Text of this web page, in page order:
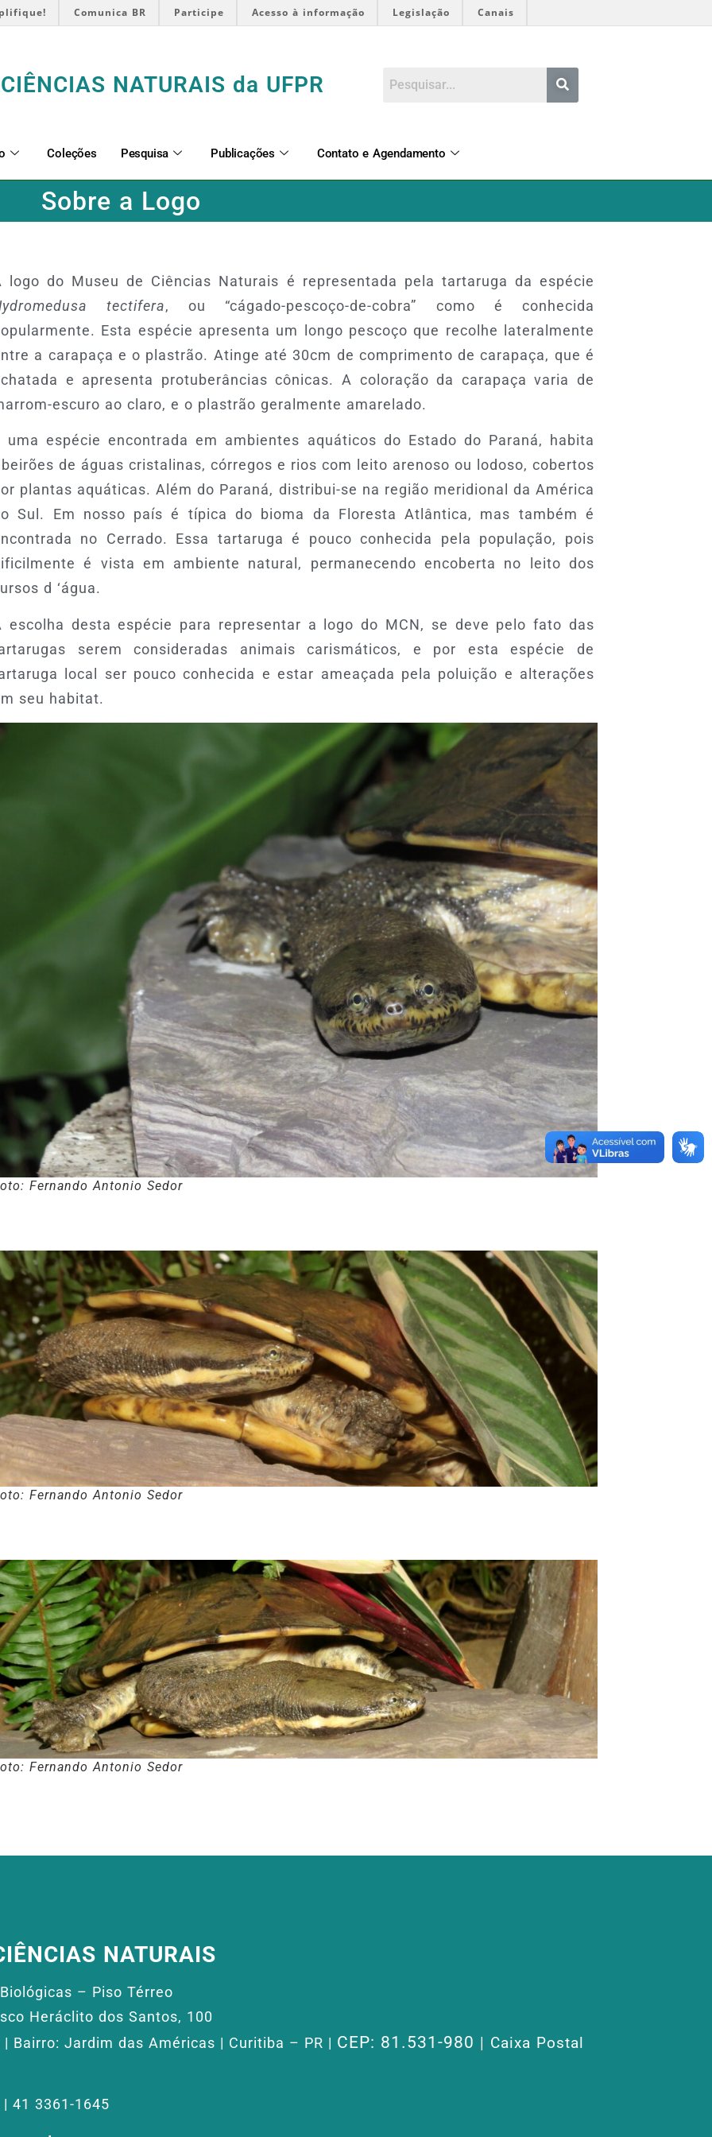
Comunica BR Participe Acesso à informação Legislação Canais
NATURAIS da UFPR
Coleções Pesquisa Publicações Contato e Agendamento
Sobre a Logo
logo do Museu de Ciências Naturais é representada pela tartaruga da espécie
tectifera, ou “cágado-pescoço-de-cobra” como é conhecida
Esta espécie apresenta um longo pescoço que recolhe lateralmente
a carapaça e o plastrão. Atinge até 30cm de comprimento de carapaça, que é
e apresenta protuberâncias cônicas. A coloração da carapaça varia de
escuro ao claro, e o plastrão geralmente amarelado.
uma espécie encontrada em ambientes aquáticos do Estado do Paraná, habita
de águas cristalinas, córregos e rios com leito arenoso ou lodoso, cobertos
plantas aquáticas. Além do Paraná, distribui-se na região meridional da América
Sul. Em nosso país é típica do bioma da Floresta Atlântica, mas também é
no Cerrado. Essa tartaruga é pouco conhecida pela população, pois
é vista em ambiente natural, permanecendo encoberta no leito dos
d ‘água.
escolha desta espécie para representar a logo do MCN, se deve pelo fato das
serem consideradas animais carismáticos, e por esta espécie de
local ser pouco conhecida e estar ameaçada pela poluição e alterações
seu habitat.
Fernando Antonio Sedor
Fernando Antonio Sedor
Fernando Antonio Sedor
NATURAIS
– Piso Térreo
Heráclito dos Santos, 100
Bairro: Jardim das Américas | Curitiba – PR | CEP: 81.531-980 | Caixa Postal
41 3361-1645